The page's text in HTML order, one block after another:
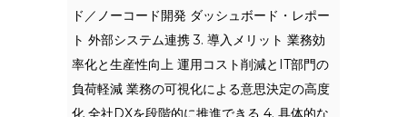
ド／ノーコード開発 ダッシュボード・レポー
ト 外部システム連携 3. 導入メリット 業務効
率化と生産性向上 運用コスト削減とIT部門の
負荷軽減 業務の可視化による意思決定の高度
化 全社DXを段階的に推進できる 4. 具体的な